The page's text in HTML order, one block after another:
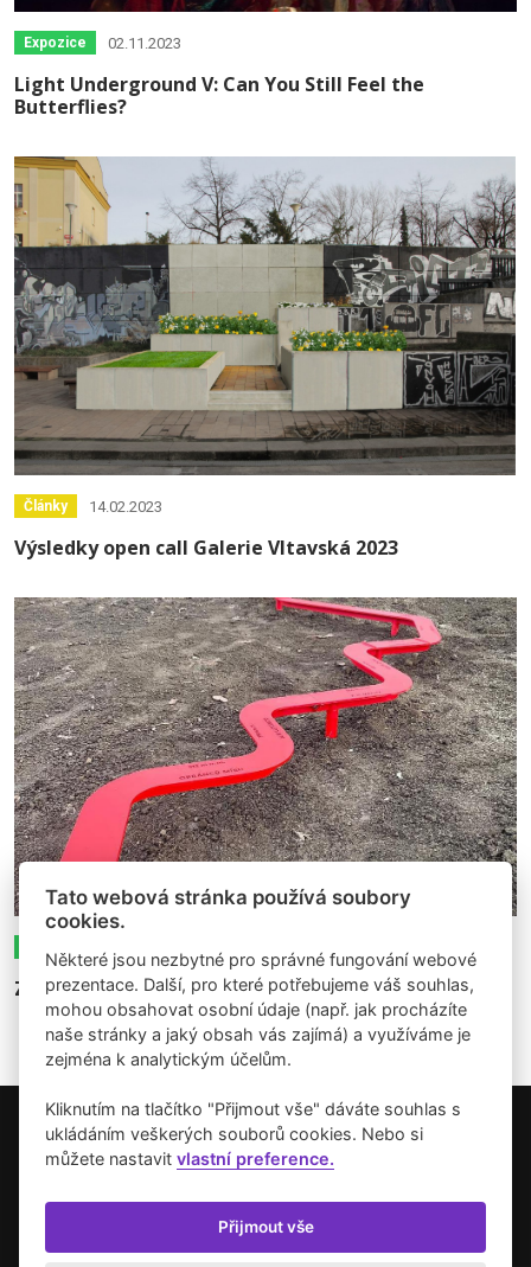
Expozice 02.11.2023
Light Underground V: Can You Still Feel the
Butterflies?
Články 14.02.2023
Výsledky open call Galerie Vltavská 2023
Zpestření veřejného prostoru Příbrami
Copyright © 2026 Umění pro město.
Vytvořilo studio Akcelero.cz
Zásady používání cookies
Tato webová stránka používá soubory
cookies.
Některé jsou nezbytné pro správné fungování webové
prezentace. Další, pro které potřebujeme váš souhlas,
mohou obsahovat osobní údaje (např. jak procházíte
naše stránky a jaký obsah vás zajímá) a využíváme je
zejména k analytickým účelům.
Kliknutím na tlačítko "Přijmout vše" dáváte souhlas s
ukládáním veškerých souborů cookies. Nebo si
můžete nastavitvlastní preference.
Přijmout vše